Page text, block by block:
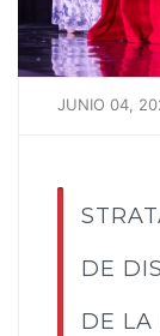
JUNIO 04,
DE
DE LA